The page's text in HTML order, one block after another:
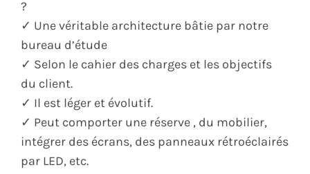
?
✓ Une véritable architecture bâtie par notre
bureau d’étude
✓ Selon le cahier des charges et les objectifs
du client.
✓ Il est léger et évolutif.
✓ Peut comporter une réserve , du mobilier,
intégrer des écrans, des panneaux rétroéclairés
par LED, etc.